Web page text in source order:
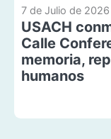
7 de Julio de 2026
USACH
Calle
memoria,
humanos